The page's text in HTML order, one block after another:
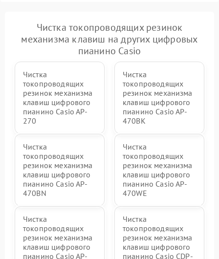
Чистка токопроводящих резинок
механизма клавиш на других цифровых
пианино Casio
Чистка
токопроводящих
резинок механизма
клавиш цифрового
пианино Casio AP-
270
Чистка
токопроводящих
резинок механизма
клавиш цифрового
пианино Casio AP-
470BK
Чистка
токопроводящих
резинок механизма
клавиш цифрового
пианино Casio AP-
470BN
Чистка
токопроводящих
резинок механизма
клавиш цифрового
пианино Casio AP-
470WE
Чистка
токопроводящих
резинок механизма
клавиш цифрового
пианино Casio AP-
Чистка
токопроводящих
резинок механизма
клавиш цифрового
пианино Casio CDP-